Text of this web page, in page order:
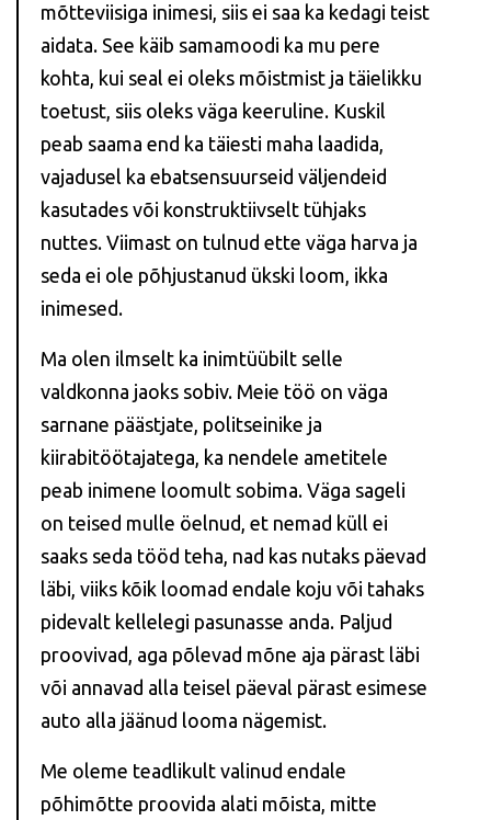
mõtteviisiga inimesi, siis ei saa ka kedagi teist
aidata. See käib samamoodi ka mu pere
kohta, kui seal ei oleks mõistmist ja täielikku
toetust, siis oleks väga keeruline. Kuskil
peab saama end ka täiesti maha laadida,
vajadusel ka ebatsensuurseid väljendeid
kasutades või konstruktiivselt tühjaks
nuttes. Viimast on tulnud ette väga harva ja
seda ei ole põhjustanud ükski loom, ikka
inimesed.
Ma olen ilmselt ka inimtüübilt selle
valdkonna jaoks sobiv. Meie töö on väga
sarnane päästjate, politseinike ja
kiirabitöötajatega, ka nendele ametitele
peab inimene loomult sobima. Väga sageli
on teised mulle öelnud, et nemad küll ei
saaks seda tööd teha, nad kas nutaks päevad
läbi, viiks kõik loomad endale koju või tahaks
pidevalt kellelegi pasunasse anda. Paljud
proovivad, aga põlevad mõne aja pärast läbi
või annavad alla teisel päeval pärast esimese
auto alla jäänud looma nägemist.
Me oleme teadlikult valinud endale
põhimõtte proovida alati mõista, mitte